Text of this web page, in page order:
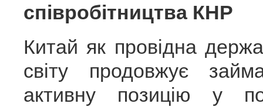
співробітництва КНР
Китай як провідна
світу продовжує
активну позицію у